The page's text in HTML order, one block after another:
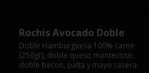
Rochis Avocado Doble
Doble Hamburguesa 100% carne
(250gr), doble queso mantecoso,
doble bacon, palta y mayo casera.